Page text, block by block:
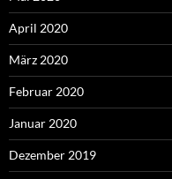
April 2020
März 2020
Februar 2020
Januar 2020
Dezember 2019